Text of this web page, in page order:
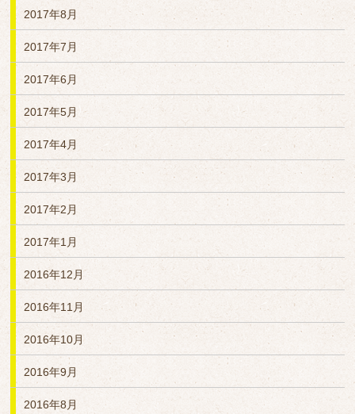
2017年8月
2017年7月
2017年6月
2017年5月
2017年4月
2017年3月
2017年2月
2017年1月
2016年12月
2016年11月
2016年10月
2016年9月
2016年8月